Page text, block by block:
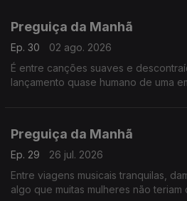
Preguiça da Manhã
Ep. 30
02 ago. 2026
É entre canções suaves e
lançamento quase humano de uma
Preguiça da Manhã
Ep. 29
26 jul. 2026
Entre viagens musicais tranquilas,
algo que muitas mulheres não teriam